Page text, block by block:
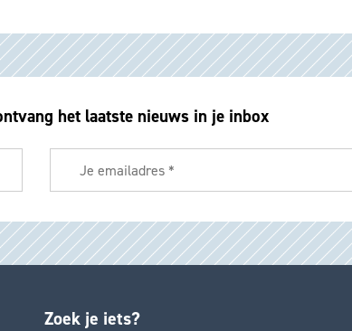
het laatste nieuws in je inbox
Zoek je iets?